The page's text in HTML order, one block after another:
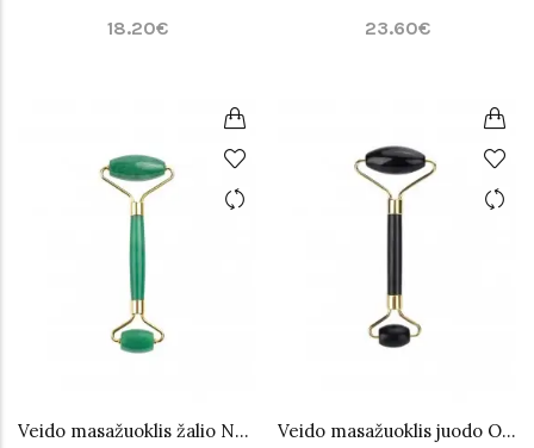
18.20€
23.60€
Veido masažuoklis žalio Nefrito Jade
Veido masažuoklis juodo Obsidiano Jade